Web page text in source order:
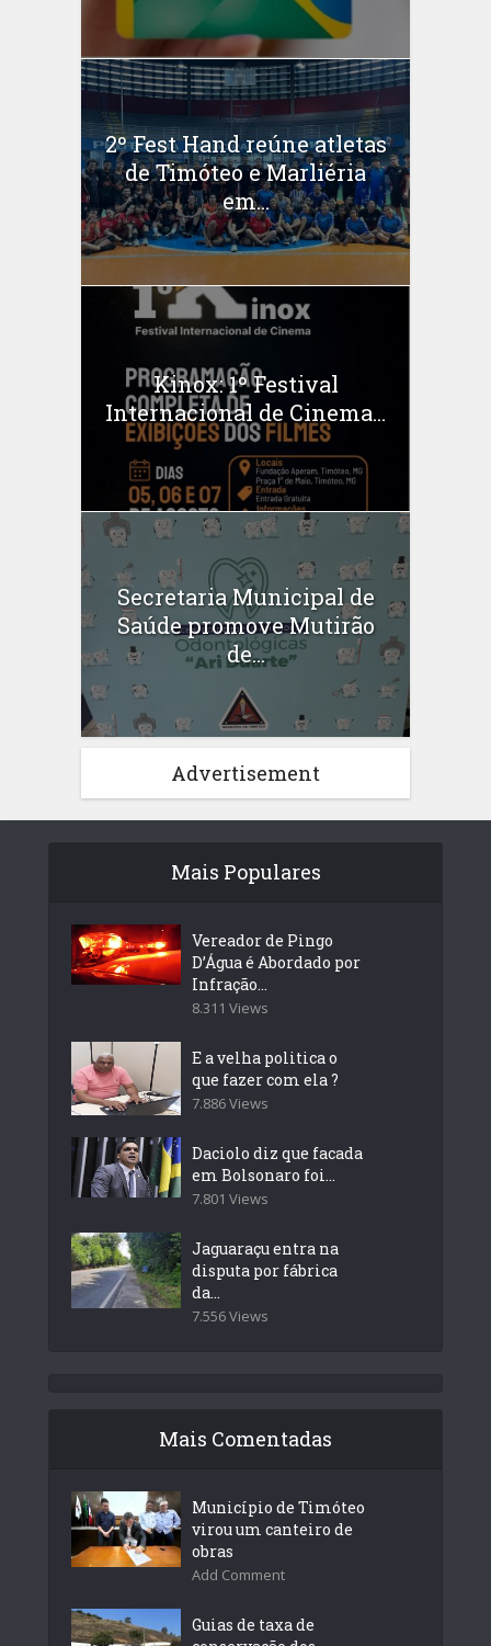
2º Fest Hand reúne atletas
de Timóteo e Marliéria
em...
Kinox: 1º Festival
Internacional de Cinema...
Secretaria Municipal de
Saúde promove Mutirão
de...
Advertisement
Mais Populares
Vereador de Pingo
D’Água é Abordado por
Infração...
8.311 Views
E a velha politica o
que fazer com ela ?
7.886 Views
Daciolo diz que facada
em Bolsonaro foi...
7.801 Views
Jaguaraçu entra na
disputa por fábrica
da...
7.556 Views
Mais Comentadas
Município de Timóteo
virou um canteiro de
obras
Add Comment
Guias de taxa de